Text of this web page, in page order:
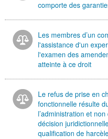
comporte des
Les membres d’un
l'assistance d'un
l'examen des
atteinte à ce droit
Le refus de prise en
fonctionnelle résulte
l’administration et
décision
qualification de